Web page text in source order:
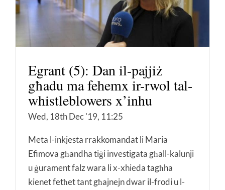
Egrant (5): Dan il-pajjiż
għadu ma fehemx ir-rwol tal-
whistleblowers x’inhu
Wed, 18th Dec '19, 11:25
Meta l-inkjesta rrakkomandat li Maria
Efimova għandha tiġi investigata għall-kalunji
u ġurament falz wara li x-xhieda tagħha
kienet fetħet tant għajnejn dwar il-frodi u l-